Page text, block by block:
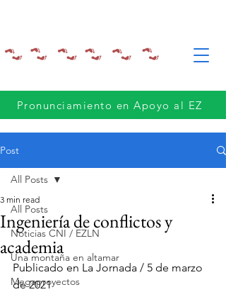
Pronunciamiento en Apoyo al EZ
Post
All Posts
Noticias CNI / EZLN
Una montaña en altamar
Megaproyectos
All Posts
Ingeniería de conflictos y
academia
3 min read
Publicado en La Jornada / 5 de marzo
de 2021